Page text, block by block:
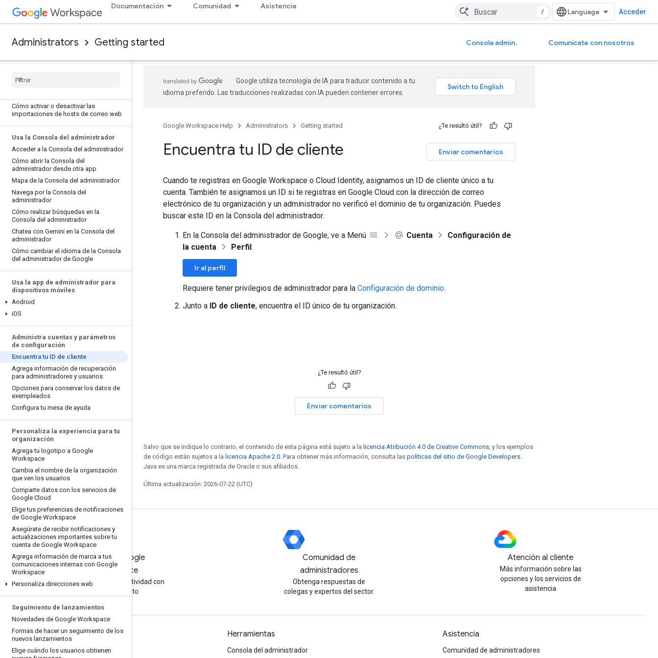
Documentación Comunidad Asistencia
/ Acceder
Administrators Getting started Consola admin. Comunícate con nosotros
Permite que los usuarios migren sus
propios datos
Migra de Gmail o webmail a Google
Cómo activar o desactivar las
importaciones de hosts de correo web
Usa la Consola del administrador
Acceder a la Consola del administrador
Cómo abrir la Consola del
administrador desde otra app
Mapa de la Consola del administrador
Navega por la Consola del
administrador
Cómo realizar búsquedas en la
Consola del administrador
Chatea con Gemini en la Consola del
administrador
Cómo cambiar el idioma de la Consola
del administrador de Google
Usa la app de administrador para
dispositivos móviles
Android
iOS
Administra cuentas y parámetros
de configuración
Encuentra tu ID de cliente
Agrega información de recuperación
para administradores y usuarios
Opciones para conservar los datos de
exempleados
Configura tu mesa de ayuda
Personaliza la experiencia para tu
organización
Agrega tu logotipo a Google
Workspace
Cambia el nombre de la organización
que ven los usuarios
Comparte datos con los servicios de
Google Cloud
Elige tus preferencias de notificaciones
de Google Workspace
Asegúrate de recibir notificaciones y
actualizaciones importantes sobre tu
cuenta de Google Workspace
Agrega información de marca a tus
comunicaciones internas con Google
Workspace
Personaliza direcciones web
Seguimiento de lanzamientos
Novedades de Google Workspace
Formas de hacer un seguimiento de los
nuevos lanzamientos
Elige cuándo los usuarios obtienen
Google utiliza tecnología de IA para traducir contenido a tu
idioma preferido. Las traducciones realizadas con IA pueden contener errores.
Google Workspace Help Administrators Getting started ¿Te resultó útil?
Enviar comentarios
Encuentra tu ID de cliente
Cuando te registras en Google Workspace o Cloud Identity, asignamos un ID de cliente único a tu
cuenta. También te asignamos un ID si te registras en Google Cloud con la dirección de correo
electrónico de tu organización y un administrador no verificó el dominio de tu organización. Puedes
buscar este ID en la Consola del administrador.
En la Consola del administrador de Google, ve a Menú Cuenta
Configuración de
la cuenta
Perfil.
Ir al perfil
Requiere tener privilegios de administrador para la Configuración de dominio.
Junto a ID de cliente, encuentra el ID único de tu organización.
¿Te resultó útil?
Enviar comentarios
Salvo que se indique lo contrario, el contenido de esta página está sujeto a la licencia Atribución 4.0 de Creative Commons, y los ejemplos
de código están sujetos a la licencia Apache 2.0. Para obtener más información, consulta las políticas del sitio de Google Developers.
Java es una marca registrada de Oracle o sus afiliados.
Última actualización: 2026-07-22 (UTC)
Prueba Google
Workspace
Aumenta tu productividad con
la IA sin costo
Comunidad de
administradores
Obtenga respuestas de
colegas y expertos del sector.
Atención al cliente
Más información sobre las
opciones y los servicios de
asistencia
Documentación y capacitación
Centros de ayuda
Herramientas
Consola del administrador
Asistencia
Comunidad de administradores